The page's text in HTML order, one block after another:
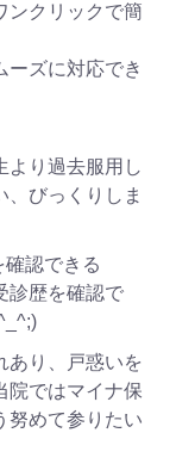
ンクリックで簡
ーズに対応でき
より過去服用し
、びっくりしま
認できる
診歴を確認で
あり、戸惑いを
院ではマイナ保
努めて参りたい